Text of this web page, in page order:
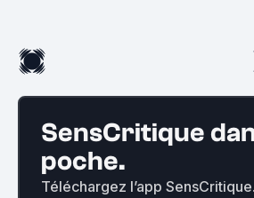
SensCritique
poche.
Téléchargez l’app SensCritique.